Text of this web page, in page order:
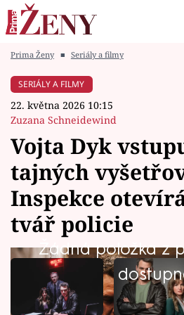
Módní alarm
Témata
Celebrity
Vztahy
Seriály
Prima Ženy ■ Seriály a filmy
SERIÁLY A FILMY
22. května 2026 10:15
Zuzana Schneidewind
Vojta Dyk
tajných
Inspekce
tvář policie
Žádná položka z